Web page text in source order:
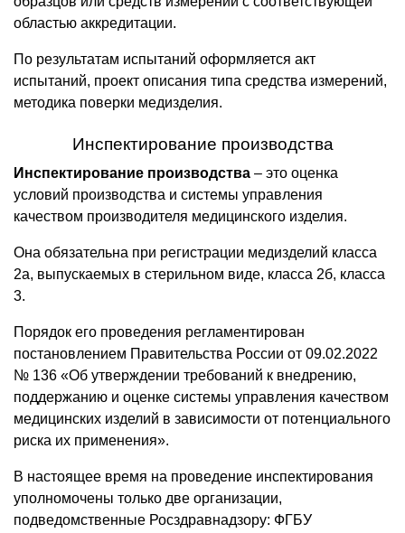
областью аккредитации.
По результатам испытаний оформляется акт
испытаний, проект описания типа средства измерений,
методика поверки медизделия.
Инспектирование производства
Инспектирование производства – это оценка
условий производства и системы управления
качеством производителя медицинского изделия.
Она обязательна при регистрации медизделий класса
2а, выпускаемых в стерильном виде, класса 2б, класса
3.
Порядок его проведения регламентирован
постановлением Правительства России от 09.02.2022
№ 136 «Об утверждении требований к внедрению,
поддержанию и оценке системы управления качеством
медицинских изделий в зависимости от потенциального
риска их применения».
В настоящее время на проведение инспектирования
уполномочены только две организации,
подведомственные Росздравнадзору: ФГБУ